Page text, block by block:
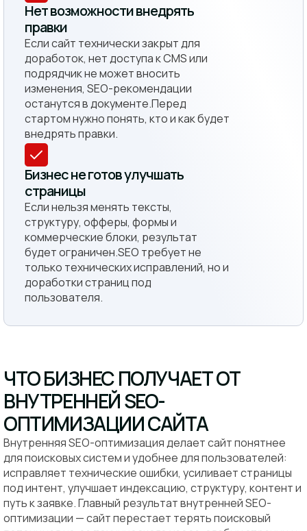
Нет возможности внедрять
правки
Если сайт технически закрыт для
доработок, нет доступа к CMS или
подрядчик не может вносить
изменения, SEO-рекомендации
останутся в документе.Перед
стартом нужно понять, кто и как будет
внедрять правки.
Бизнес не готов улучшать
страницы
Если нельзя менять тексты,
структуру, офферы, формы и
коммерческие блоки, результат
будет ограничен.SEO требует не
только технических исправлений, но и
доработки страниц под
пользователя.
ЧТО БИЗНЕС ПОЛУЧАЕТ ОТ
ВНУТРЕННЕЙ SEO-
ОПТИМИЗАЦИИ САЙТА
Внутренняя SEO-оптимизация делает сайт понятнее
для поисковых систем и удобнее для пользователей:
исправляет технические ошибки, усиливает страницы
под интент, улучшает индексацию, структуру, контент и
путь к заявке. Главный результат внутренней SEO-
оптимизации — сайт перестает терять поисковый